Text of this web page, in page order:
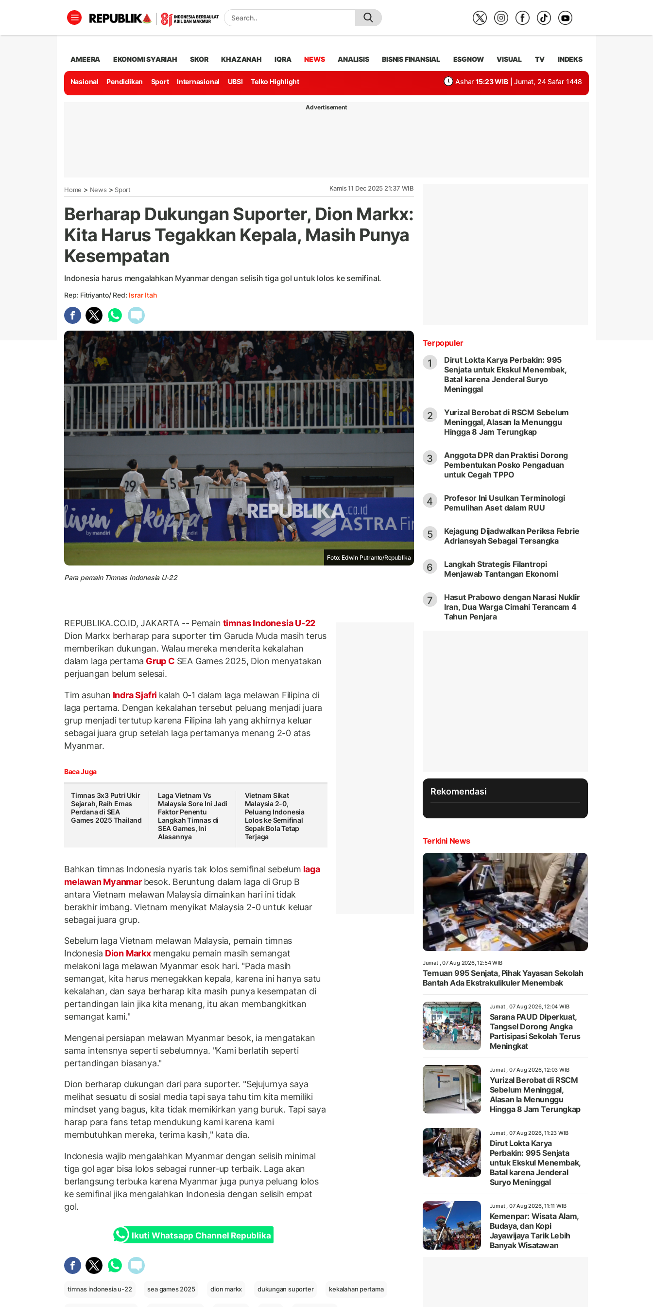
AMEERA EKONOMI SYARIAH SKOR KHAZANAH IQRA NEWS ANALISIS BISNIS FINANSIAL ESGNOW VISUAL TV INDEKS
Nasional Pendidikan Sport Internasional UBSI Telko Highlight Ashar 15:23 WIB | Jumat, 24 Safar 1448
Advertisement
Home > News > Sport Kamis 11 Dec 2025 21:37 WIB
Berharap Dukungan Suporter, Dion Markx:
Kita Harus Tegakkan Kepala, Masih Punya
Kesempatan
Indonesia harus mengalahkan Myanmar dengan selisih tiga gol untuk lolos ke semifinal.
Rep: Fitriyanto/ Red: Israr Itah
Foto: Edwin Putranto/Republika
Para pemain Timnas Indonesia U-22
REPUBLIKA.CO.ID,JAKARTA -- Pemain timnas Indonesia U-22
Dion Markx berharap para suporter tim Garuda Muda masih terus
memberikan dukungan. Walau mereka menderita kekalahan
dalam laga pertama Grup C SEA Games 2025, Dion menyatakan
perjuangan belum selesai.
Tim asuhan Indra Sjafri kalah 0-1 dalam laga melawan Filipina di
laga pertama. Dengan kekalahan tersebut peluang menjadi juara
grup menjadi tertutup karena Filipina lah yang akhirnya keluar
sebagai juara grup setelah laga pertamanya menang 2-0 atas
Myanmar.
Baca Juga
Timnas 3x3 Putri Ukir
Sejarah, Raih Emas
Perdana di SEA
Games 2025 Thailand
Laga Vietnam Vs
Malaysia Sore Ini Jadi
Faktor Penentu
Langkah Timnas di
SEA Games, Ini
Alasannya
Vietnam Sikat
Malaysia 2-0,
Peluang Indonesia
Lolos ke Semifinal
Sepak Bola Tetap
Terjaga
Bahkan timnas Indonesia nyaris tak lolos semifinal sebelum laga
melawan Myanmar besok. Beruntung dalam laga di Grup B
antara Vietnam melawan Malaysia dimainkan hari ini tidak
berakhir imbang. Vietnam menyikat Malaysia 2-0 untuk keluar
sebagai juara grup.
Sebelum laga Vietnam melawan Malaysia, pemain timnas
Indonesia Dion Markx mengaku pemain masih semangat
melakoni laga melawan Myanmar esok hari. "Pada masih
semangat, kita harus menegakkan kepala, karena ini hanya satu
kekalahan, dan saya berharap kita masih punya kesempatan di
pertandingan lain jika kita menang, itu akan membangkitkan
semangat kami."
Mengenai persiapan melawan Myanmar besok, ia mengatakan
sama intensnya seperti sebelumnya. "Kami berlatih seperti
pertandingan biasanya."
Dion berharap dukungan dari para suporter. "Sejujurnya saya
melihat sesuatu di sosial media tapi saya tahu tim kita memiliki
mindset yang bagus, kita tidak memikirkan yang buruk. Tapi saya
harap para fans tetap mendukung kami karena kami
membutuhkan mereka, terima kasih," kata dia.
Indonesia wajib mengalahkan Myanmar dengan selisih minimal
tiga gol agar bisa lolos sebagai runner-up terbaik. Laga akan
berlangsung terbuka karena Myanmar juga punya peluang lolos
ke semifinal jika mengalahkan Indonesia dengan selisih empat
gol.
Ikuti Whatsapp Channel Republika
timnas indonesia u-22 sea games 2025 dion markx dukungan suporter kekalahan pertama
Terpopuler
1
Dirut Lokta Karya Perbakin: 995
Senjata untuk Ekskul Menembak,
Batal karena Jenderal Suryo
Meninggal
2
Yurizal Berobat di RSCM Sebelum
Meninggal, Alasan Ia Menunggu
Hingga 8 Jam Terungkap
3
Anggota DPR dan Praktisi Dorong
Pembentukan Posko Pengaduan
untuk Cegah TPPO
4
Profesor Ini Usulkan Terminologi
Pemulihan Aset dalam RUU
5
Kejagung Dijadwalkan Periksa Febrie
Adriansyah Sebagai Tersangka
6
Langkah Strategis Filantropi
Menjawab Tantangan Ekonomi
7
Hasut Prabowo dengan Narasi Nuklir
Iran, Dua Warga Cimahi Terancam 4
Tahun Penjara
Rekomendasi
Terkini News
Jumat , 07 Aug 2026, 12:54 WIB
Temuan 995 Senjata, Pihak Yayasan Sekolah
Bantah Ada Ekstrakulikuler Menembak
Jumat , 07 Aug 2026, 12:04 WIB
Sarana PAUD Diperkuat,
Tangsel Dorong Angka
Partisipasi Sekolah Terus
Meningkat
Jumat , 07 Aug 2026, 12:03 WIB
Yurizal Berobat di RSCM
Sebelum Meninggal,
Alasan Ia Menunggu
Hingga 8 Jam Terungkap
Jumat , 07 Aug 2026, 11:23 WIB
Dirut Lokta Karya
Perbakin: 995 Senjata
untuk Ekskul Menembak,
Batal karena Jenderal
Suryo Meninggal
Jumat , 07 Aug 2026, 11:11 WIB
Kemenpar: Wisata Alam,
Budaya, dan Kopi
Jayawijaya Tarik Lebih
Banyak Wisatawan